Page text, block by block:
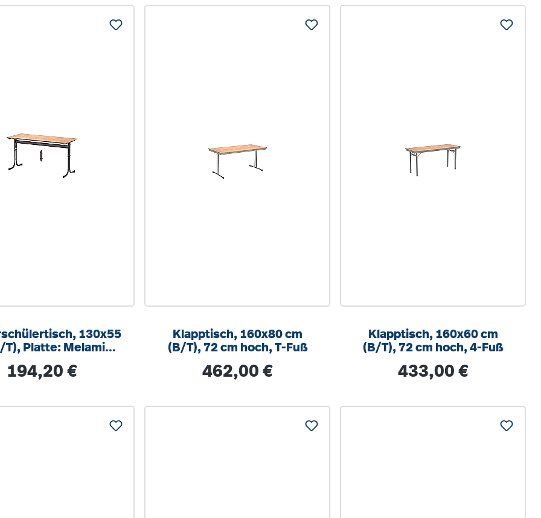
130x55
T), Platte: Melamin,
Regulärer Preis:
194,20 €
Klapptisch, 160x80 cm
(B/T), 72 cm hoch, T-Fuß
Regulärer Preis:
462,00 €
Klapptisch, 160x60 cm
(B/T), 72 cm hoch, 4-Fuß
Regulärer Preis:
433,00 €